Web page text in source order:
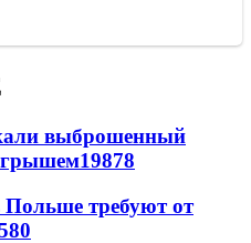
выброшенный
19878
Польше требуют от